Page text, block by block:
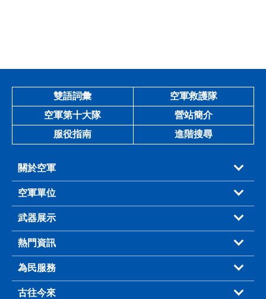
雙語詞彙
空軍救護隊
空軍第十大隊
營站簡介
服役指南
進階搜尋
關於空軍
空軍單位
武器展示
熱門資訊
為民服務
古往今來